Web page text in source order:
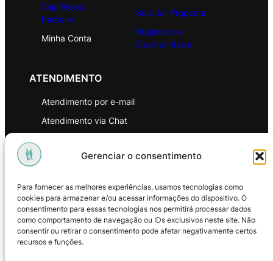
Gerenciar o consentimento
Para fornecer as melhores experiências, usamos tecnologias como
cookies para armazenar e/ou acessar informações do dispositivo. O
consentimento para essas tecnologias nos permitirá processar dados
como comportamento de navegação ou IDs exclusivos neste site. Não
consentir ou retirar o consentimento pode afetar negativamente certos
recursos e funções.
Seja Nosso
Parceiro
Minha Conta
Solicitar Proposta
Registro de
Oportunidade
ATENDIMENTO
Atendimento por e-mail
Atendimento via Chat
Política de Privacidade
Política de Troca e Devoluções
Política de Reembolso